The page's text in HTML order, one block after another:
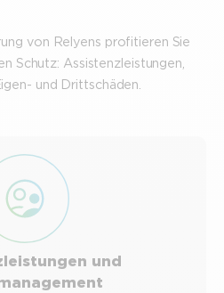
von Relyens profitieren Sie
Schutz: Assistenzleistungen,
und Drittschäden.
und